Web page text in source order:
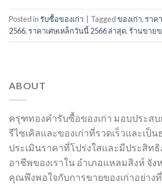
Posted inรับซื้อของเก่า Taggedของเก่า,ราค
2566,ราคาเศษเหล็กวันนี้ 2566 ล่าสุด,ร้านขายข
ABOUT
ครุฑทองคำรับซื้อของเก่า มอบประส
รีไซเคิลและของเก่าที่รวดเร็วและเป็
ประเมินราคาที่โปร่งใสและมีประสิท
อาชีพของเราใน อำเภอแหลมสิงห์ จัง
คุณพึงพอใจกับการขายของเก่าอย่าง